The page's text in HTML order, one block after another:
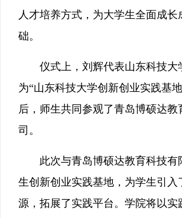
人才培养方式，为大学生全面成长
础。
仪式上，刘辉代表山东科技大
为“山东科技大学创新创业实践基
后，师生共同参观了青岛博硕达教
司。
此次与青岛博硕达教育科技有
生创新创业实践基地，为学生引入
源，拓展了实践平台。学院将以实